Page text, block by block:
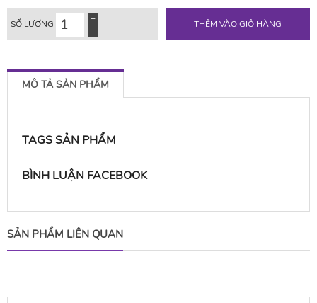
SỐ LƯỢNG THÊM VÀO GIỎ HÀNG
MÔ TẢ SẢN PHẨM
TAGS SẢN PHẨM
BÌNH LUẬN FACEBOOK
SẢN PHẨM LIÊN QUAN